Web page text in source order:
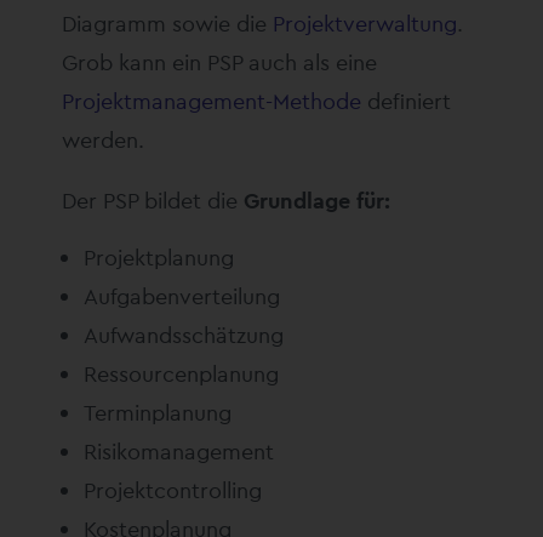
Diagramm sowie die Projektverwaltung.
Grob kann ein PSP auch als eine
Projektmanagement-Methode definiert
werden.
Der PSP bildet die Grundlage für:
Projektplanung
Aufgabenverteilung
Aufwandsschätzung
Ressourcenplanung
Terminplanung
Risikomanagement
Projektcontrolling
Kostenplanung